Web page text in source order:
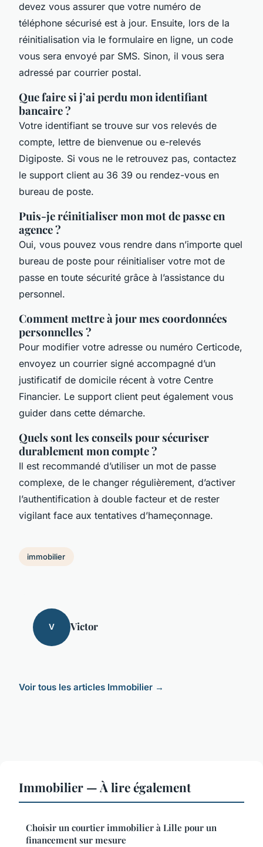
devez vous assurer que votre numéro de
téléphone sécurisé est à jour. Ensuite, lors de la
réinitialisation via le formulaire en ligne, un code
vous sera envoyé par SMS. Sinon, il vous sera
adressé par courrier postal.
Que faire si j’ai perdu mon identifiant
bancaire ?
Votre identifiant se trouve sur vos relevés de
compte, lettre de bienvenue ou e-relevés
Digiposte. Si vous ne le retrouvez pas, contactez
le support client au 36 39 ou rendez-vous en
bureau de poste.
Puis-je réinitialiser mon mot de passe en
agence ?
Oui, vous pouvez vous rendre dans n’importe quel
bureau de poste pour réinitialiser votre mot de
passe en toute sécurité grâce à l’assistance du
personnel.
Comment mettre à jour mes coordonnées
personnelles ?
Pour modifier votre adresse ou numéro Certicode,
envoyez un courrier signé accompagné d’un
justificatif de domicile récent à votre Centre
Financier. Le support client peut également vous
guider dans cette démarche.
Quels sont les conseils pour sécuriser
durablement mon compte ?
Il est recommandé d’utiliser un mot de passe
complexe, de le changer régulièrement, d’activer
l’authentification à double facteur et de rester
vigilant face aux tentatives d’hameçonnage.
immobilier
V Victor
Voir tous les articles Immobilier →
Immobilier — À lire également
Choisir un courtier immobilier à Lille pour un
financement sur mesure